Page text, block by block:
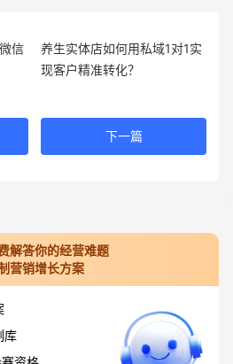
信
养生实体店如何用私域1对1实
现客户精准转化？
下一篇
解答你的经营难题
营销增长方案
库